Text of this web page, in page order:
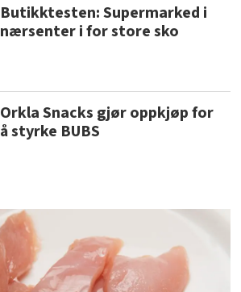
Butikktesten: Supermarked i
nærsenter i for store sko
Orkla Snacks gjør oppkjøp for
å styrke BUBS